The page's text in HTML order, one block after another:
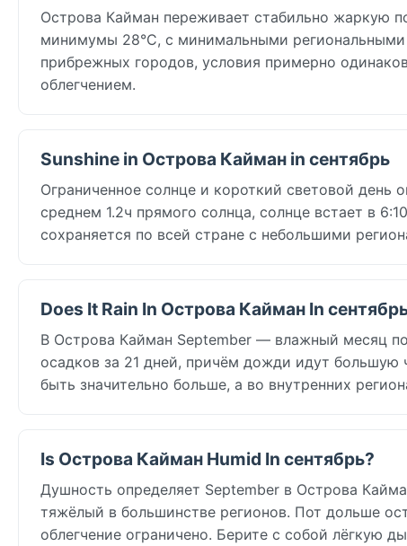
Острова Кайман переживает стабильно жаркую
минимумы 28°C, с минимальными
прибрежных городов, условия примерно
облегчением.
Sunshine in Острова Кайман in сентябрь
Ограниченное солнце и короткий световой день
среднем 1.2ч прямого солнца, солнце встает в
сохраняется по всей стране с небольшими
Does It Rain In Острова Кайман In
В Острова Кайман September — влажный месяц
осадков за 21 дней, причём дожди идут
быть значительно больше, а во внутренних
Is Острова Кайман Humid In сентябрь?
Душность определяет September в Острова
тяжёлый в большинстве регионов. Пот дольше
облегчение ограничено. Берите с собой лёгкую